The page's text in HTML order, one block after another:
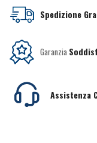
Spedizione
Garanzia
Assistenza